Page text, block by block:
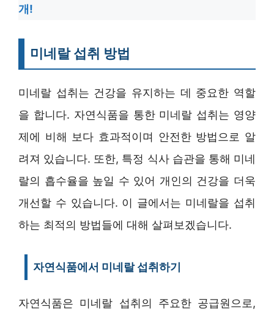
개!
미네랄 섭취 방법
미네랄 섭취는 건강을 유지하는 데 중요한 역할
을 합니다. 자연식품을 통한 미네랄 섭취는 영양
제에 비해 보다 효과적이며 안전한 방법으로 알
려져 있습니다. 또한, 특정 식사 습관을 통해 미네
랄의 흡수율을 높일 수 있어 개인의 건강을 더욱
개선할 수 있습니다. 이 글에서는 미네랄을 섭취
하는 최적의 방법들에 대해 살펴보겠습니다.
자연식품에서 미네랄 섭취하기
자연식품은 미네랄 섭취의 주요한 공급원으로,